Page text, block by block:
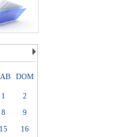
DOM
1
2
8
9
15
16